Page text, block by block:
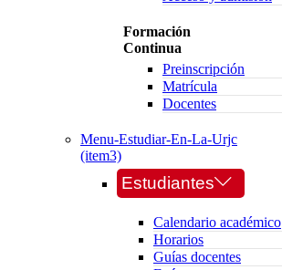
Formación
Continua
Preinscripción
Matrícula
Docentes
Menu-Estudiar-En-La-Urjc
(item3)
Estudiantes
Calendario académico
Horarios
Guías docentes